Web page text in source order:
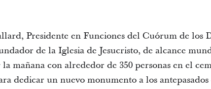
Presidente en Funciones del Cuórum de los
de la Iglesia de Jesucristo, de alcance
mañana con alrededor de 350 personas en el
dedicar un nuevo monumento a los antepasados